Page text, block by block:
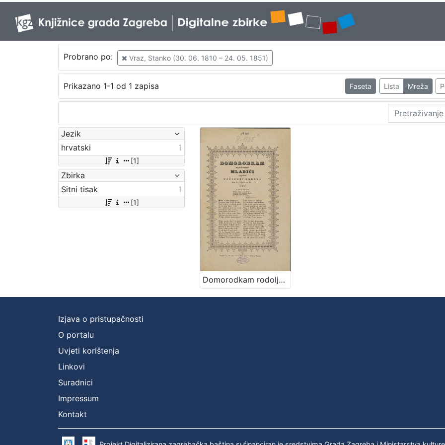
Probrano po: Vraz, Stanko (30. 06. 1810 – 24. 05. 1851)
Prikazano 1-1 od 1 zapisa Faseta Lista Mreža
Jezik
hrvatski
1
[1]
Zbirka
Sitni tisak
1
[1]
Domorodkam rodoljubivi mladići prigodom večernje zabave dana 20. veljače god. 1841.
Izjava o pristupačnosti
O portalu
Uvjeti korištenja
Linkovi
Suradnici
Impressum
Kontakt